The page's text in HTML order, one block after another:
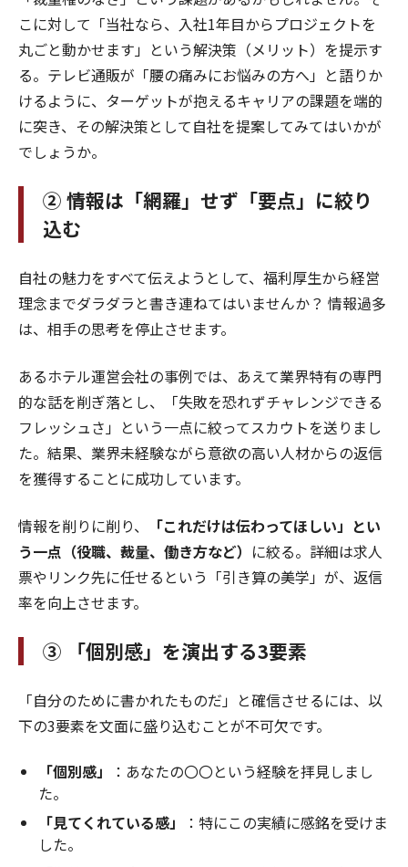
こに対して「当社なら、入社1年目からプロジェクトを
丸ごと動かせます」という解決策（メリット）を提示す
る。テレビ通販が「腰の痛みにお悩みの方へ」と語りか
けるように、ターゲットが抱えるキャリアの課題を端的
に突き、その解決策として自社を提案してみてはいかが
でしょうか。
② 情報は「網羅」せず「要点」に絞り
込む
自社の魅力をすべて伝えようとして、福利厚生から経営
理念までダラダラと書き連ねてはいませんか？ 情報過多
は、相手の思考を停止させます。
あるホテル運営会社の事例では、あえて業界特有の専門
的な話を削ぎ落とし、「失敗を恐れずチャレンジできる
フレッシュさ」という一点に絞ってスカウトを送りまし
た。結果、業界未経験ながら意欲の高い人材からの返信
を獲得することに成功しています。
情報を削りに削り、
「これだけは伝わってほしい」とい
う一点（役職、裁量、働き方など） に絞る。詳細は求人
票やリンク先に任せるという「引き算の美学」が、返信
率を向上させます。
③ 「個別感」を演出する3要素
「自分のために書かれたものだ」と確信させるには、以
下の3要素を文面に盛り込むことが不可欠です。
「個別感」
：あなたの〇〇という経験を拝見しまし
た。
「見てくれている感」
：特にこの実績に感銘を受けま
した。